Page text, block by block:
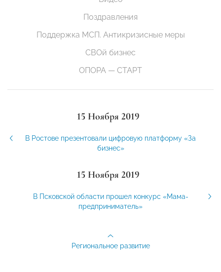
Поздравления
Поддержка МСП. Антикризисные меры
СВОй бизнес
ОПОРА — СТАРТ
15 Ноября 2019
В Ростове презентовали цифровую платформу «За
бизнес»
15 Ноября 2019
В Псковской области прошел конкурс «Мама-
предприниматель»
Региональное развитие